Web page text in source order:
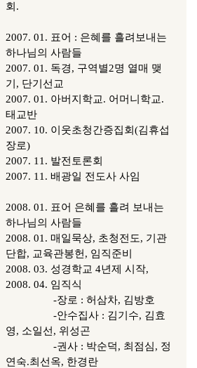
회.
2007. 01. 표어 : 은혜를 흘려보내는
하나님의 사람들
2007. 01. 독경, 구역별2명 열매 맺
기, 단기선교
2007. 01. 아버지학교. 어머니학교.
태교반
2007. 10. 이웃초청간증집회(김휴섭
장로)
2007. 11. 발전토론회
2007. 11. 배광일 전도사 사임
2008. 01. 표어 은혜를 흘려 보내는
하나님의 사람들
2008. 01. 매일묵상, 초청전도, 기관
단합, 교육관봉헌, 임직준비
2008. 03. 성경학교 4년제 시작,
2008. 04. 임직식
-장로 : 허삼차, 김방호
-안수집사 : 김기수, 김효
영, 소일선, 위성곤
-권사 : 박순덕, 최점심, 정
연숙.최선옥, 한경란